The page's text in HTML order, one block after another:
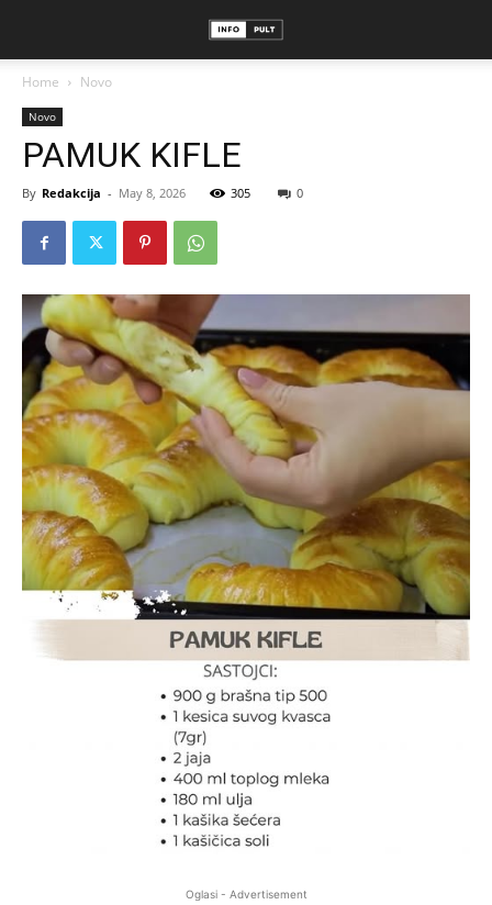
Home Novo
Novo
PAMUK KIFLE
By Redakcija - May 8, 2026 305 0
Oglasi - Advertisement